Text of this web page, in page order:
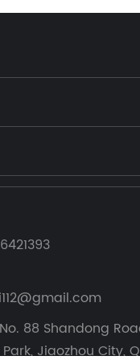
88 Shandong
Jiaozhou City,